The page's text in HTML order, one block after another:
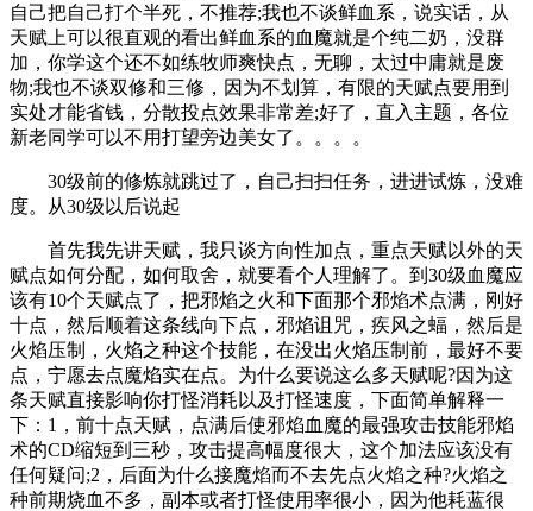
自己把自己打个半死，不推荐;我也不谈鲜血系，说实话，从
天赋上可以很直观的看出鲜血系的血魔就是个纯二奶，没群
加，你学这个还不如练牧师爽快点，无聊，太过中庸就是废
物;我也不谈双修和三修，因为不划算，有限的天赋点要用到
实处才能省钱，分散投点效果非常差;好了，直入主题，各位
新老同学可以不用打望旁边美女了。。。。
30级前的修炼就跳过了，自己扫扫任务，进进试炼，没难
度。从30级以后说起
首先我先讲天赋，我只谈方向性加点，重点天赋以外的天
赋点如何分配，如何取舍，就要看个人理解了。到30级血魔应
该有10个天赋点了，把邪焰之火和下面那个邪焰术点满，刚好
十点，然后顺着这条线向下点，邪焰诅咒，疾风之蝠，然后是
火焰压制，火焰之种这个技能，在没出火焰压制前，最好不要
点，宁愿去点魔焰实在点。为什么要说这么多天赋呢?因为这
条天赋直接影响你打怪消耗以及打怪速度，下面简单解释一
下：1，前十点天赋，点满后使邪焰血魔的最强攻击技能邪焰
术的CD缩短到三秒，攻击提高幅度很大，这个加法应该没有
任何疑问;2，后面为什么接魔焰而不去先点火焰之种?火焰之
种前期烧血不多，副本或者打怪使用率很小，因为他耗蓝很